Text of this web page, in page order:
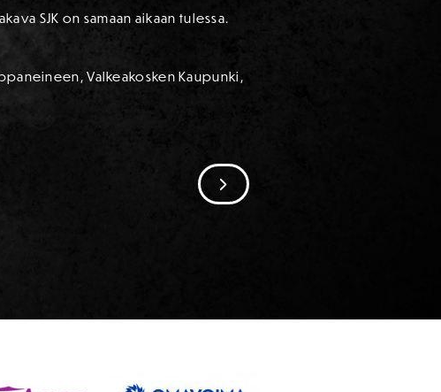
SJK on samaan aikaan tulessa.
Valkeakosken Kaupunki,
SIIRRY SEURAAVAAN